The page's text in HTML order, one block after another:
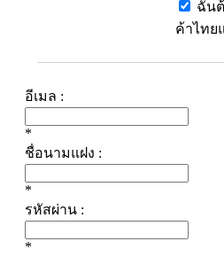
ฉัน
ค้าไทย
อีเมล :
*
ชื่อนามแฝง :
*
รหัสผ่าน :
*